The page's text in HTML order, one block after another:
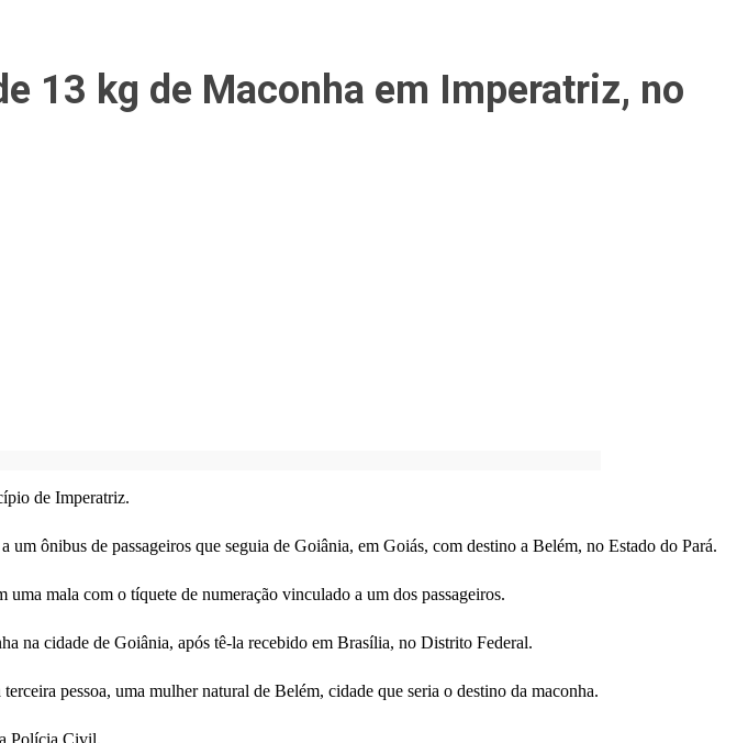
13 kg de Maconha em Imperatriz, no
de Imperatriz.
ônibus de passageiros que seguia de Goiânia, em Goiás, com destino a Belém, no Estado do Pará.
mala com o tíquete de numeração vinculado a um dos passageiros.
na cidade de Goiânia, após tê-la recebido em Brasília, no Distrito Federal.
pessoa, uma mulher natural de Belém, cidade que seria o destino da maconha.
Polícia Civil.